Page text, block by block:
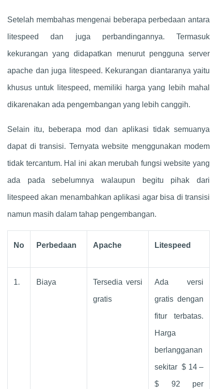
Setelah membahas mengenai beberapa perbedaan antara
litespeed dan juga perbandingannya. Termasuk
kekurangan yang didapatkan menurut pengguna server
apache dan juga litespeed. Kekurangan diantaranya yaitu
khusus untuk litespeed, memiliki harga yang lebih mahal
dikarenakan ada pengembangan yang lebih canggih.
Selain itu, beberapa mod dan aplikasi tidak semuanya
dapat di transisi. Ternyata website menggunakan modem
tidak tercantum. Hal ini akan merubah fungsi website yang
ada pada sebelumnya walaupun begitu pihak dari
litespeed akan menambahkan aplikasi agar bisa di transisi
namun masih dalam tahap pengembangan.
No Perbedaan Apache Litespeed
1. Biaya Tersedia versi
gratis
Ada versi
gratis dengan
fitur terbatas.
Harga
berlangganan
sekitar $ 14 –
$ 92 per